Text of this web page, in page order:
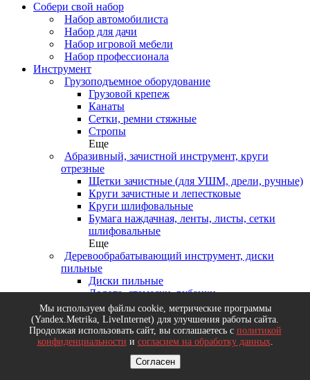
Собери свой набор
Набор автомобилиста
Набор для дачи
Набор игровой мебели
Набор профессионала
Инструмент
Грузоподъемное оборудование
Грузовой крепеж
Канаты
Сетки, ремни стяжные
Стропы
Еще
Абразивный, зачистной инструмент, круги
отрезные
Щетки зачистные (для УШМ, дрели, ручные)
Круги зачистные и лепестковые
Круги шлифовальные
Бумага наждачная, ленты, листы, сетки
шлифовальные
Еще
Деревообрабатывающий инструмент, диски
пильные
Диски пильные
Долота, стамески, рубанки
Ножовки и пилы по дереву
Топоры
Еще
Измерительный инструмент
Резьбомеры, щупы
Мы используем файлы cookie, метрические программы
(Yandex.Metrika, LiveInternet) для улучшения работы сайта.
Продолжая использовать сайт, вы соглашаетесь с политикой
конфиденциальности и согласием на обработку данных.
Согласен